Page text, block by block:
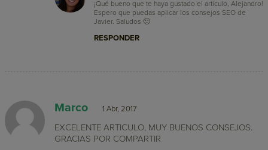
¡Qué bueno que te haya gustado el artículo, Alejandro!
Espero que puedas aplicar los consejos SEO de
Javier. Saludos 🙂
RESPONDER
Marco 1 Abr, 2017
EXCELENTE ARTICULO, MUY BUENOS CONSEJOS.
GRACIAS POR COMPARTIR